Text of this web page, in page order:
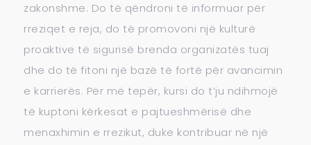
zakonshme. Do të qëndroni të informuar për
rreziqet e reja, do të promovoni një kulturë
proaktive të sigurisë brenda organizatës tuaj
dhe do të fitoni një bazë të fortë për avancimin
e karrierës. Për më tepër, kursi do t’ju ndihmojë
të kuptoni kërkesat e pajtueshmërisë dhe
menaxhimin e rrezikut, duke kontribuar në një